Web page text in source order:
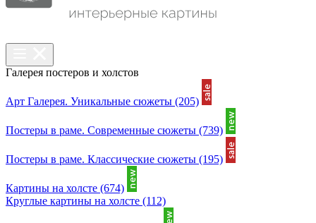
Галерея постеров и холстов
Арт Галерея. Уникальные сюжеты (205)
Постеры в раме. Современные сюжеты (739)
Постеры в раме. Классические сюжеты (195)
Картины на холсте (674)
Круглые картины на холсте (112)